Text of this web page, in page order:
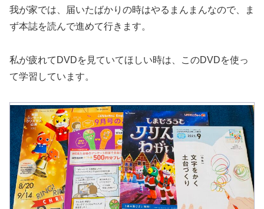
我が家では、届いたばかりの時はやるまんまんなので、ま
ず本誌を読んで進めて行きます。
私が疲れてDVDを見ていてほしい時は、このDVDを使っ
て学習しています。